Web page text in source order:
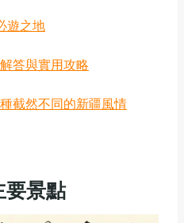
遊之地
答與實用攻略
截然不同的新疆風情
要景點